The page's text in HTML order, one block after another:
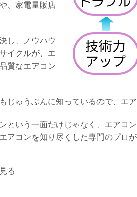
、家電量販店
し、ノウハウ
イクルが、エ
質なエアコン
じゅうぶんに知っているので、エ
という一面だけじゃなく、エアコ
アコンを知り尽くした専門のプロ
る